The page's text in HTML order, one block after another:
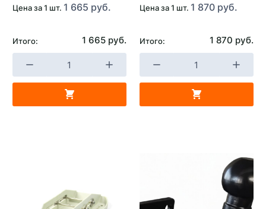
Цена за 1 шт. 1 665 руб.
Итого: 1 665 руб.
Цена за 1 шт. 1 870 руб.
Итого: 1 870 руб.